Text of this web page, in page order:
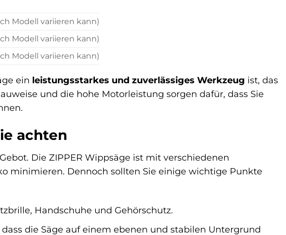
Modell variieren kann)
Modell variieren kann)
Modell variieren kann)
ein leistungsstarkes und zuverlässiges Werkzeug ist, das
und die hohe Motorleistung sorgen dafür, dass Sie
achten
Die ZIPPER Wippsäge ist mit verschiedenen
minimieren. Dennoch sollten Sie einige wichtige Punkte
Handschuhe und Gehörschutz.
dass die Säge auf einem ebenen und stabilen Untergrund